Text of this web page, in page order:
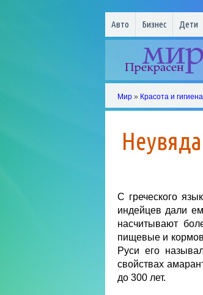
Авто Бизнес Дети
Мир » Красота и гигиена
С греческого
индейцев дали
насчитывают
пищевые и
Руси его
свойствах
до 300 лет.